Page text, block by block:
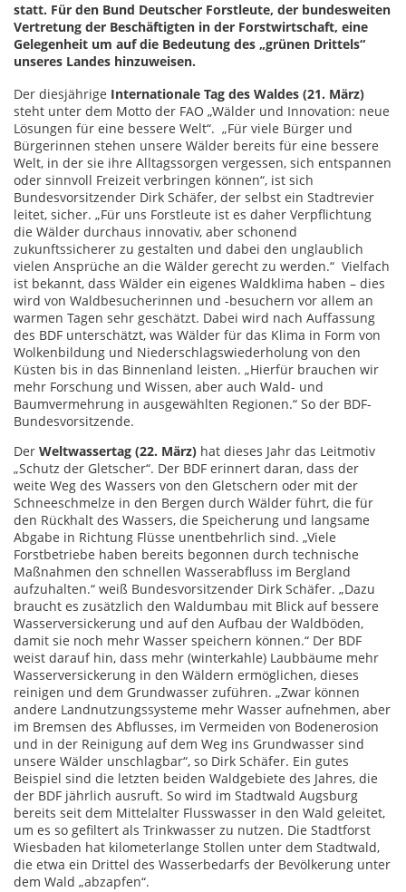
statt. Für den Bund Deutscher Forstleute, der bundesweiten
Vertretung der Beschäftigten in der Forstwirtschaft, eine
Gelegenheit um auf die Bedeutung des „grünen Drittels“
unseres Landes hinzuweisen.
Der diesjährige Internationale Tag des Waldes (21. März)
steht unter dem Motto der FAO „Wälder und Innovation: neue
Lösungen für eine bessere Welt“. „Für viele Bürger und
Bürgerinnen stehen unsere Wälder bereits für eine bessere
Welt, in der sie ihre Alltagssorgen vergessen, sich entspannen
oder sinnvoll Freizeit verbringen können“, ist sich
Bundesvorsitzender Dirk Schäfer, der selbst ein Stadtrevier
leitet, sicher. „Für uns Forstleute ist es daher Verpflichtung
die Wälder durchaus innovativ, aber schonend
zukunftssicherer zu gestalten und dabei den unglaublich
vielen Ansprüche an die Wälder gerecht zu werden.“ Vielfach
ist bekannt, dass Wälder ein eigenes Waldklima haben – dies
wird von Waldbesucherinnen und -besuchern vor allem an
warmen Tagen sehr geschätzt. Dabei wird nach Auffassung
des BDF unterschätzt, was Wälder für das Klima in Form von
Wolkenbildung und Niederschlagswiederholung von den
Küsten bis in das Binnenland leisten. „Hierfür brauchen wir
mehr Forschung und Wissen, aber auch Wald- und
Baumvermehrung in ausgewählten Regionen.“ So der BDF-
Bundesvorsitzende.
Der Weltwassertag (22. März) hat dieses Jahr das Leitmotiv
„Schutz der Gletscher“. Der BDF erinnert daran, dass der
weite Weg des Wassers von den Gletschern oder mit der
Schneeschmelze in den Bergen durch Wälder führt, die für
den Rückhalt des Wassers, die Speicherung und langsame
Abgabe in Richtung Flüsse unentbehrlich sind. „Viele
Forstbetriebe haben bereits begonnen durch technische
Maßnahmen den schnellen Wasserabfluss im Bergland
aufzuhalten.“ weiß Bundesvorsitzender Dirk Schäfer. „Dazu
braucht es zusätzlich den Waldumbau mit Blick auf bessere
Wasserversickerung und auf den Aufbau der Waldböden,
damit sie noch mehr Wasser speichern können.“ Der BDF
weist darauf hin, dass mehr (winterkahle) Laubbäume mehr
Wasserversickerung in den Wäldern ermöglichen, dieses
reinigen und dem Grundwasser zuführen. „Zwar können
andere Landnutzungssysteme mehr Wasser aufnehmen, aber
im Bremsen des Abflusses, im Vermeiden von Bodenerosion
und in der Reinigung auf dem Weg ins Grundwasser sind
unsere Wälder unschlagbar“, so Dirk Schäfer. Ein gutes
Beispiel sind die letzten beiden Waldgebiete des Jahres, die
der BDF jährlich ausruft. So wird im Stadtwald Augsburg
bereits seit dem Mittelalter Flusswasser in den Wald geleitet,
um es so gefiltert als Trinkwasser zu nutzen. Die Stadtforst
Wiesbaden hat kilometerlange Stollen unter dem Stadtwald,
die etwa ein Drittel des Wasserbedarfs der Bevölkerung unter
dem Wald „abzapfen“.